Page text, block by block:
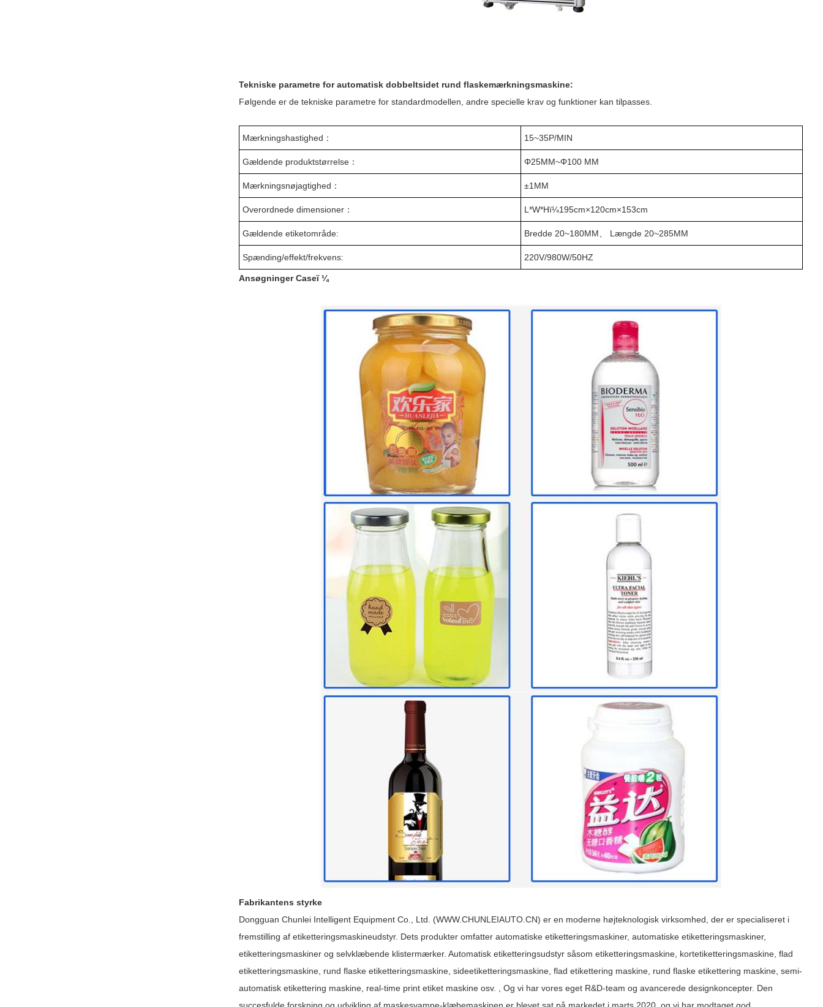
Tekniske parametre for automatisk dobbeltsidet rund flaskemærkningsmaskine:
Følgende er de tekniske parametre for standardmodellen, andre specielle krav og funktioner kan tilpasses.
Mærkningshastighed ： 15~35P/MIN
Gældende produktstørrelse ： Φ25MM~Φ100 MM
Mærkningsnøjagtighed ： ±1MM
Overordnede dimensioner ： L*W*Hï¼195cm×120cm×153cm
Gældende etiketområde: Bredde 20~180MM Længde 20~285MM
Spænding/effekt/frekvens: 220V/980W/50HZ
Ansøgninger Caseï ¼
Fabrikantens styrke
Dongguan Chunlei Intelligent Equipment Co., Ltd. (WWW.CHUNLEIAUTO.CN) er en moderne højteknologisk virksomhed, der er specialiseret i
fremstilling af etiketteringsmaskineudstyr. Dets produkter omfatter automatiske etiketteringsmaskiner, automatiske etiketteringsmaskiner,
etiketteringsmaskiner og selvklæbende klistermærker. Automatisk etiketteringsudstyr såsom etiketteringsmaskine, kortetiketteringsmaskine, flad
etiketteringsmaskine, rund flaske etiketteringsmaskine, sideetiketteringsmaskine, flad etikettering maskine, rund flaske etikettering maskine, semi-
automatisk etikettering maskine, real-time print etiket maskine osv. , Og vi har vores eget R&D-team og avancerede designkoncepter. Den